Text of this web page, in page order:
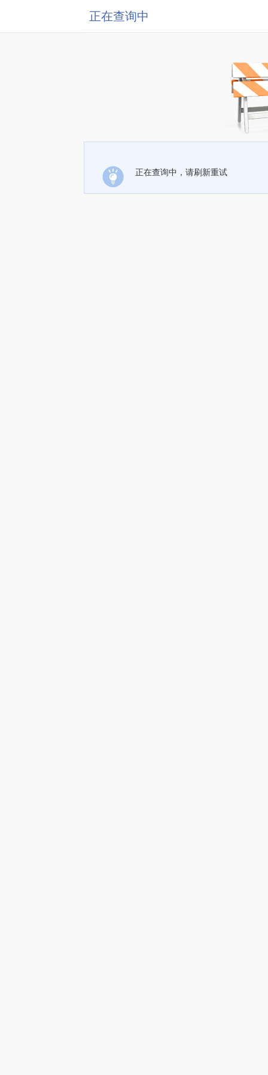
正在查询中
正在查询中，请刷新重试